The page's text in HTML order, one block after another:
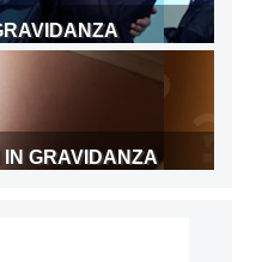
IN GRAVIDANZA